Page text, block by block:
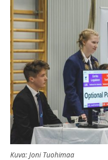
Kuva: Joni Tuohimaa